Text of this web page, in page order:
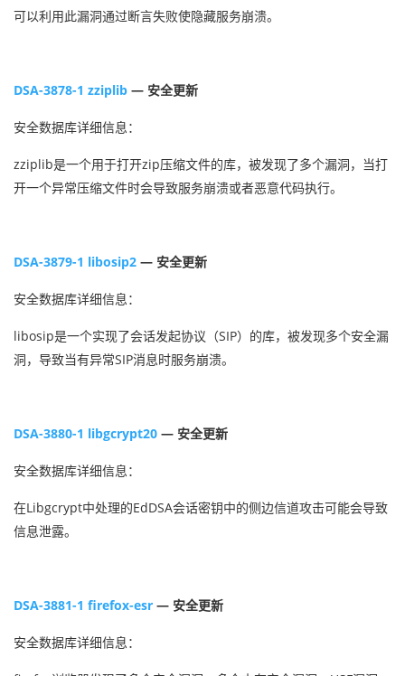
可以利用此漏洞通过断言失败使隐藏服务崩溃。
DSA-3878-1 zziplib — 安全更新
安全数据库详细信息：
zziplib是一个用于打开zip压缩文件的库，被发现了多个漏洞，当打
开一个异常压缩文件时会导致服务崩溃或者恶意代码执行。
DSA-3879-1 libosip2 — 安全更新
安全数据库详细信息：
libosip是一个实现了会话发起协议（SIP）的库，被发现多个安全漏
洞，导致当有异常SIP消息时服务崩溃。
DSA-3880-1 libgcrypt20 — 安全更新
安全数据库详细信息：
在Libgcrypt中处理的EdDSA会话密钥中的侧边信道攻击可能会导致
信息泄露。
DSA-3881-1 firefox-esr — 安全更新
安全数据库详细信息：